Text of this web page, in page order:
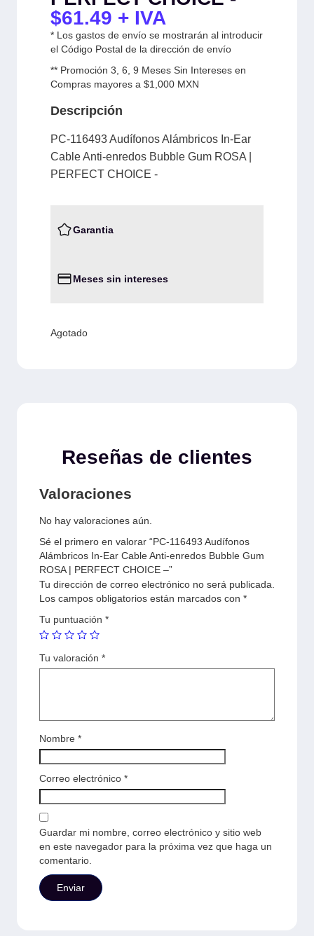
$61.49 + IVA
* Los gastos de envío se mostrarán al introducir
el Código Postal de la dirección de envío
** Promoción 3, 6, 9 Meses Sin Intereses en
Compras mayores a $1,000 MXN
Descripción
PC-116493 Audífonos Alámbricos In-Ear
Cable Anti-enredos Bubble Gum ROSA |
PERFECT CHOICE -
Garantia
Meses sin intereses
Agotado
Reseñas de clientes
Valoraciones
No hay valoraciones aún.
Sé el primero en valorar “PC-116493 Audífonos
Alámbricos In-Ear Cable Anti-enredos Bubble Gum
ROSA | PERFECT CHOICE –”
Tu dirección de correo electrónico no será publicada.
Los campos obligatorios están marcados con *
Tu puntuación *
Tu valoración *
Nombre *
Correo electrónico *
Guardar mi nombre, correo electrónico y sitio web
en este navegador para la próxima vez que haga un
comentario.